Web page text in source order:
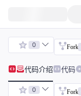
0 Fork
代码介绍 代码
0 Fork